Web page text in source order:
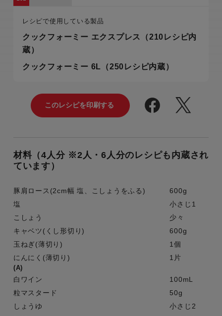
レシピで使用している製品
クックフォーミー エクスプレス（210レシピ内
蔵）
クックフォーミー 6L（250レシピ内蔵）
材料（4人分 ※2人・6人分のレシピも内蔵され
ています）
豚肩ロース(2cm幅 塩、こしょうをふる)
600g
塩
小さじ1
こしょう
少々
キャベツ(くし形切り)
600g
玉ねぎ(薄切り)
1個
にんにく(薄切り)
1片
(A)
白ワイン
100mL
粒マスタード
50g
しょうゆ
小さじ2